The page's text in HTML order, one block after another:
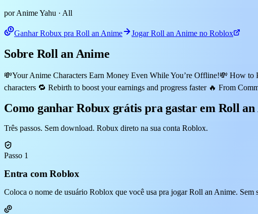
por Anime Yahu · All
Ganhar Robux pra Roll an Anime Jogar Roll an Anime no Roblox
Sobre Roll an Anime
💸Your Anime Characters Earn Money Even While You’re Offline!💸 How to
characters 🔁 Rebirth to boost your earnings and progress faster 🔥 From
Como ganhar Robux grátis pra gastar em Roll
Três passos. Sem download. Robux direto na sua conta Roblox.
Passo 1
Entra com Roblox
Coloca o nome de usuário Roblox que você usa pra jogar Roll an Anime. Sem